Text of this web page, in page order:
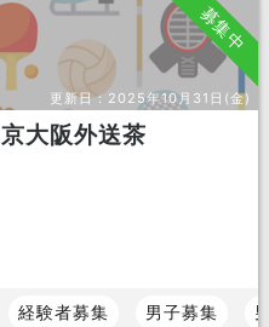
募集中
更新日： 2025年10月31日(金)
大阪外送茶
経験者募集 男子募集